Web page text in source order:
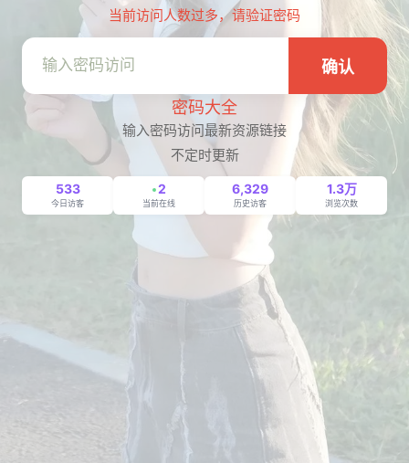
当前访问人数过多，请验证密码
确认
密码大全
输入密码访问最新资源链接
不定时更新
533
今日访客
2
当前在线
6,329
历史访客
1.3万
浏览次数